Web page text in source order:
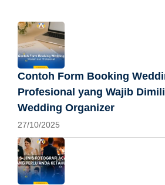
Contoh Form Booking
Profesional yang Wajib
Wedding Organizer
27/10/2025